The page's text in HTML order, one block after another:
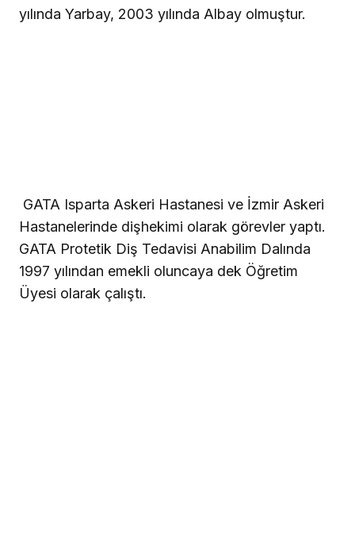
yılında Yarbay, 2003 yılında Albay olmuştur.
GATA Isparta Askeri Hastanesi ve İzmir Askeri
Hastanelerinde dişhekimi olarak görevler yaptı.
GATA Protetik Diş Tedavisi Anabilim Dalında
1997 yılından emekli oluncaya dek Öğretim
Üyesi olarak çalıştı.